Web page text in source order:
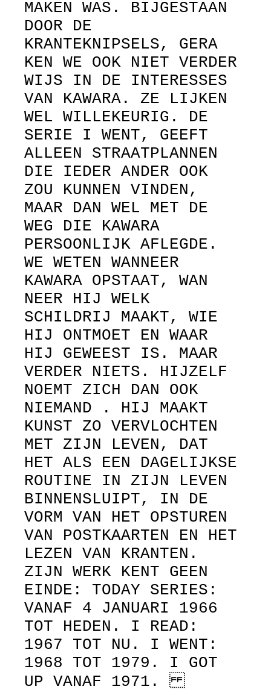
MAKEN WAS. BIJGESTAAN
DOOR DE
KRANTEKNIPSELS, GERA
KEN WE OOK NIET VERDER
WIJS IN DE INTERESSES
VAN KAWARA. ZE LIJKEN
WEL WILLEKEURIG. DE
SERIE I WENT, GEEFT
ALLEEN STRAATPLANNEN
DIE IEDER ANDER OOK
ZOU KUNNEN VINDEN,
MAAR DAN WEL MET DE
WEG DIE KAWARA
PERSOONLIJK AFLEGDE.
WE WETEN WANNEER
KAWARA OPSTAAT, WAN
NEER HIJ WELK
SCHILDRIJ MAAKT, WIE
HIJ ONTMOET EN WAAR
HIJ GEWEEST IS. MAAR
VERDER NIETS. HIJZELF
NOEMT ZICH DAN OOK
NIEMAND . HIJ MAAKT
KUNST ZO VERVLOCHTEN
MET ZIJN LEVEN, DAT
HET ALS EEN DAGELIJKSE
ROUTINE IN ZIJN LEVEN
BINNENSLUIPT, IN DE
VORM VAN HET OPSTUREN
VAN POSTKAARTEN EN HET
LEZEN VAN KRANTEN.
ZIJN WERK KENT GEEN
EINDE: TODAY SERIES:
VANAF 4 JANUARI 1966
TOT HEDEN. I READ:
1967 TOT NU. I WENT:
1968 TOT 1979. I GOT
UP VANAF 1971.